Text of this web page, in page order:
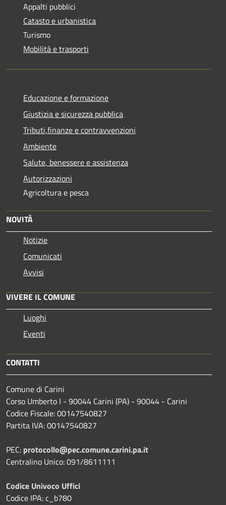
Appalti pubblici
Catasto e urbanistica
Turismo
Mobilità e trasporti
Educazione e formazione
Giustizia e sicurezza pubblica
Tributi,finanze e contravvenzioni
Ambiente
Salute, benessere e assistenza
Autorizzazioni
Agricoltura e pesca
NOVITÀ
Notizie
Comunicati
Avvisi
VIVERE IL COMUNE
Luoghi
Eventi
CONTATTI
Comune di Carini
Corso Umberto I - 90044 Carini (PA) - 90044 - Carini
Codice Fiscale: 00147540827
Partita IVA: 00147540827
PEC: protocollo@pec.comune.carini.pa.it
Centralino Unico: 091/8611111
Codice Univoco Uffici
Codice IPA: c_b780